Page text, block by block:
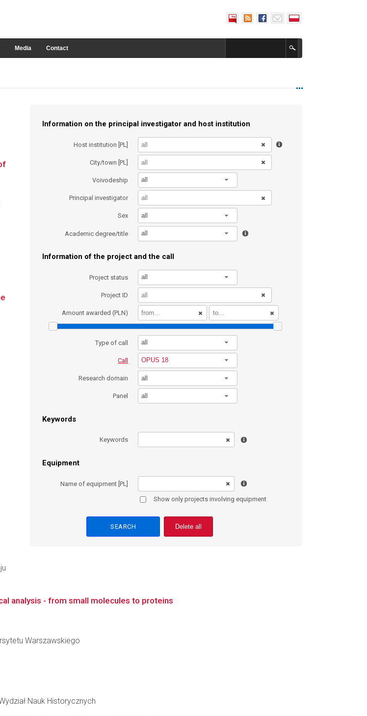
Media Contact
Information on the principal investigator and host institution
Host institution [PL]
City/town [PL]
Voivodeship all
Principal investigator
Sex all
Academic degree/title all
Information of the project and the call
Project status all
Project ID
Amount awarded (PLN)
Type of call all
Call OPUS 18
Research domain all
Panel all
Keywords
Keywords
Equipment
Name of equipment [PL]
Show only projects involving equipment
Delete all
analysis - from small molecules to proteins
Warszawskiego
Nauk Historycznych